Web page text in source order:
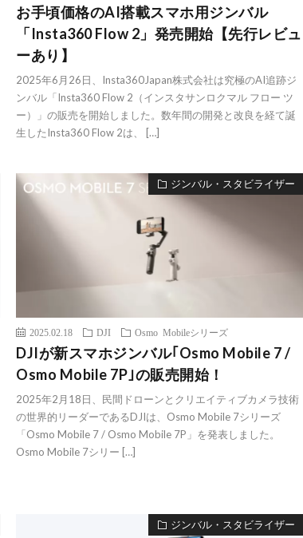
お手頃価格のAI搭載スマホ用ジンバル
「Insta360 Flow 2」発売開始【先行レビュ
ーあり】
2025年6月26日、Insta360Japan株式会社は究極のAI追跡ジ
ンバル「Insta360 Flow 2（インスタサンロクマル フロー ツ
ー）」の販売を開始しました。数年間の開発と改良を経て誕
生したInsta360 Flow 2は、 […]
ジンバル・スタビライザー
2025.02.18 DJI Osmo Mobileシリーズ
DJIが新スマホジンバル｢Osmo Mobile 7 /
Osmo Mobile 7P｣の販売開始！
2025年2月18日、民間ドローンとクリエイティブカメラ技術
の世界的リーダーであるDJIは、Osmo Mobile 7シリーズ
「Osmo Mobile 7 / Osmo Mobile 7P」を発表しました。
Osmo Mobile 7シリー […]
ジンバル・スタビライザー